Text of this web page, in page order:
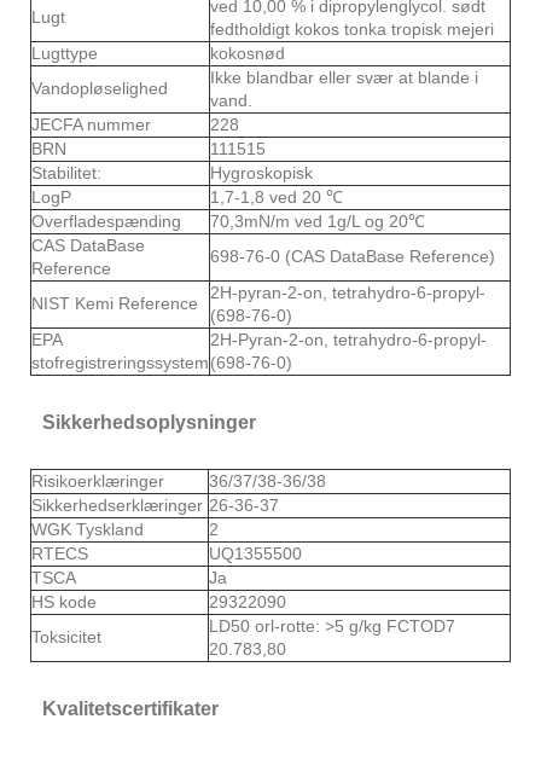
Lugt
ved 10,00 % i dipropylenglycol. sødt
fedtholdigt kokos tonka tropisk mejeri
Lugttype
kokosnød
Vandopløselighed
Ikke blandbar eller svær at blande i
vand.
JECFA nummer
228
BRN
111515
Stabilitet:
Hygroskopisk
LogP
1,7-1,8 ved 20 ℃
Overfladespænding
70,3mN/m ved 1g/L og 20℃
CAS DataBase
Reference
698-76-0 (CAS DataBase Reference)
NIST Kemi Reference
2H-pyran-2-on, tetrahydro-6-propyl-
(698-76-0)
EPA
stofregistreringssystem
2H-Pyran-2-on, tetrahydro-6-propyl-
(698-76-0)
Sikkerhedsoplysninger
Risikoerklæringer
36/37/38-36/38
Sikkerhedserklæringer 26-36-37
WGK Tyskland
2
RTECS
UQ1355500
TSCA
Ja
HS kode
29322090
Toksicitet
LD50 orl-rotte: >5 g/kg FCTOD7
20.783,80
Kvalitetscertifikater